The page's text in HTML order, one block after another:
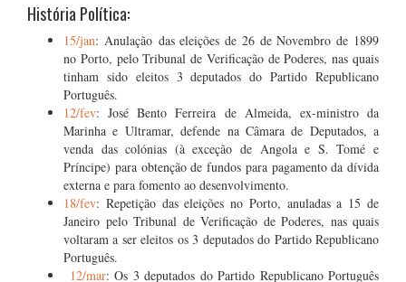
História Política:
15/jan: Anulação das eleições de 26 de Novembro de 1899
no Porto, pelo Tribunal de Verificação de Poderes, nas quais
tinham sido eleitos 3 deputados do Partido Republicano
Português.
12/fev: José Bento Ferreira de Almeida, ex-ministro da
Marinha e Ultramar, defende na Câmara de Deputados, a
venda das colónias (à exceção de Angola e S. Tomé e
Príncipe) para obtenção de fundos para pagamento da dívida
externa e para fomento ao desenvolvimento.
18/fev: Repetição das eleições no Porto, anuladas a 15 de
Janeiro pelo Tribunal de Verificação de Poderes, nas quais
voltaram a ser eleitos os 3 deputados do Partido Republicano
Português.
12/mar: Os 3 deputados do Partido Republicano Português